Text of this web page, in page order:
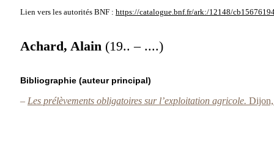
Lien vers les autorités BNF : https://catalogue.bnf.fr/ark:/12148/
Achard, Alain (19.. – ....)
Bibliographie (auteur principal)
– Les prélèvements obligatoires sur l’exploitation agricole. Dijon,